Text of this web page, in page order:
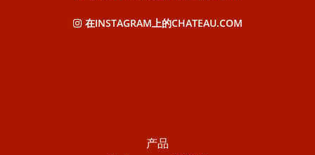
在INSTAGRAM上的CHATEAU.COM
产品